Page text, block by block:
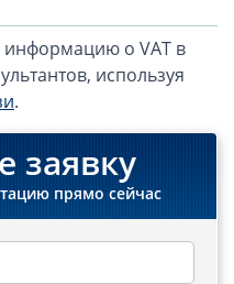
о VAT в
используя
.
заявку
прямо сейчас